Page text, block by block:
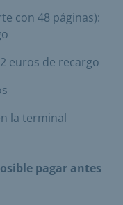
con 48 páginas):
euros de recargo
la terminal
pagar antes